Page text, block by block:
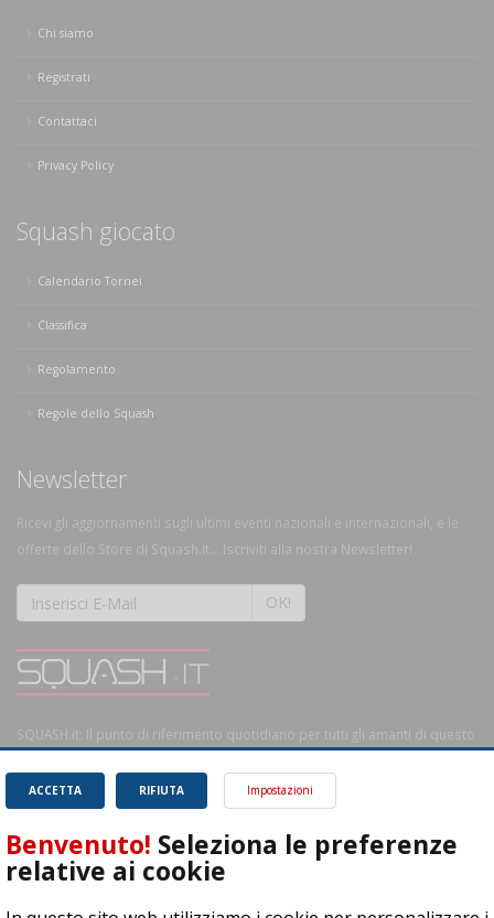
Chi siamo
Registrati
Contattaci
Privacy Policy
Squash giocato
Calendario Tornei
Classifica
Regolamento
Regole dello Squash
Newsletter
Ricevi gli aggiornamenti sugli ultimi eventi nazionali e internazionali, e le
offerte dello Store di Squash.it... Iscriviti alla nostra Newsletter!
OK!
SQUASH.it: Il punto di riferimento quotidiano per tutti gli amanti di questo
RIFIUTA
ACCETTA Impostazioni
Benvenuto! Seleziona le preferenze
relative ai cookie